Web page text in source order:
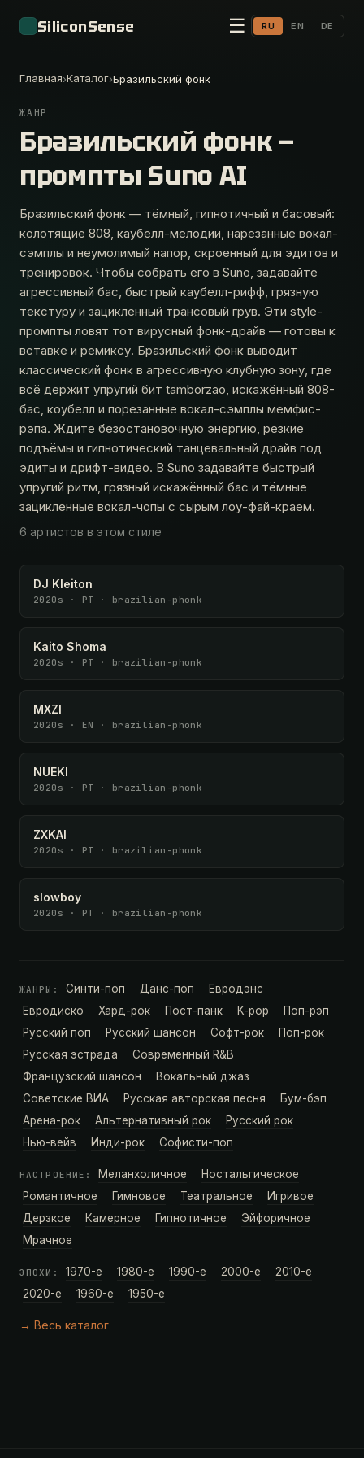
SiliconSense ☰ RU EN DE
Главная›Каталог›Бразильский фонк
ЖАНР
Бразильский фонк —
промпты Suno AI
Бразильский фонк — тёмный, гипнотичный и басовый:
колотящие 808, каубелл-мелодии, нарезанные вокал-
сэмплы и неумолимый напор, скроенный для эдитов и
тренировок. Чтобы собрать его в Suno, задавайте
агрессивный бас, быстрый каубелл-рифф, грязную
текстуру и зацикленный трансовый грув. Эти style-
промпты ловят тот вирусный фонк-драйв — готовы к
вставке и ремиксу. Бразильский фонк выводит
классический фонк в агрессивную клубную зону, где
всё держит упругий бит tamborzao, искажённый 808-
бас, коубелл и порезанные вокал-сэмплы мемфис-
рэпа. Ждите безостановочную энергию, резкие
подъёмы и гипнотический танцевальный драйв под
эдиты и дрифт-видео. В Suno задавайте быстрый
упругий ритм, грязный искажённый бас и тёмные
зацикленные вокал-чопы с сырым лоу-фай-краем.
6 артистов в этом стиле
DJ Kleiton
2020s · PT · brazilian-phonk
Kaito Shoma
2020s · PT · brazilian-phonk
MXZI
2020s · EN · brazilian-phonk
NUEKI
2020s · PT · brazilian-phonk
ZXKAI
2020s · PT · brazilian-phonk
slowboy
2020s · PT · brazilian-phonk
ЖАНРЫ: Синти-поп Данс-поп
Евродэнс
Евродиско
Хард-рок Пост-панк K-pop
Поп-рэп
Русский поп
Русский шансон Софт-рок
Поп-рок
Русская эстрада
Современный R&B
Французский шансон
Вокальный джаз
Советские ВИА
Русская авторская песня
Бум-бэп
Арена-рок
Альтернативный рок
Русский рок
Нью-вейв
Инди-рок Софисти-поп
НАСТРОЕНИЕ: Меланхоличное
Ностальгическое
Романтичное
Гимновое Театральное
Игривое
Дерзкое
Камерное Гипнотичное
Эйфоричное
Мрачное
ЭПОХИ: 1970-е 1980-е 1990-е 2000-е
2010-е
2020-е
1960-е 1950-е
→ Весь каталог